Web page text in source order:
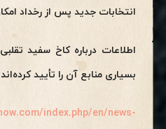
انتخابات جدید پس از رخداد
اطلاعات درباره کاخ سفید
بسیاری منابع آن را تأیید
index.php/en/news-